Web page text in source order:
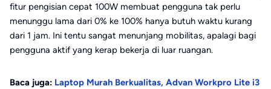
fitur pengisian cepat 100W membuat pengguna tak perlu
menunggu lama dari 0% ke 100% hanya butuh waktu kurang
dari 1 jam. Ini tentu sangat menunjang mobilitas, apalagi bagi
pengguna aktif yang kerap bekerja di luar ruangan.
Baca juga: Laptop Murah Berkualitas, Advan Workpro Lite i3